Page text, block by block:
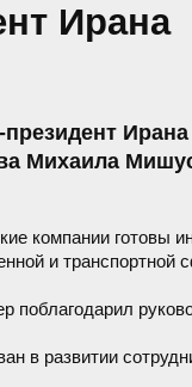
Ирана
Михаила
компании готовы
и транспортной
в развитии